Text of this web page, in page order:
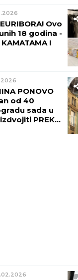
Ovo
18 godina -
I
PONOVO
od 40
sada u
PREKO